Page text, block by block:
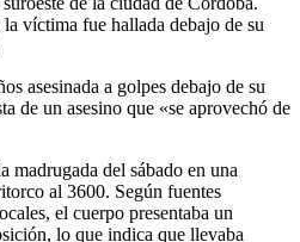
víctima fue hallada debajo de su
madrugada del sábado en una
al 3600. Según fuentes
el cuerpo presentaba un
lo que indica que llevaba